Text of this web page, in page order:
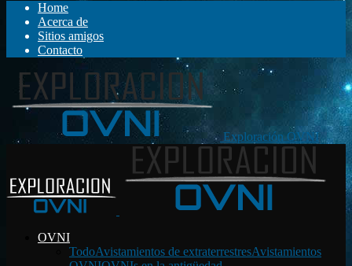
Home
Acerca de
Sitios amigos
Contacto
Exploración OVNI
OVNI
TodoAvistamientos de extraterrestresAvistamientos